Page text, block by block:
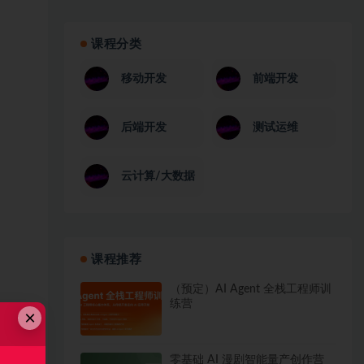
课程分类
移动开发 前端开发
后端开发 测试运维
云计算/大数据
课程推荐
（预定）AI Agent 全栈工程师训
练营
零基础 AI 漫剧智能量产创作营
×